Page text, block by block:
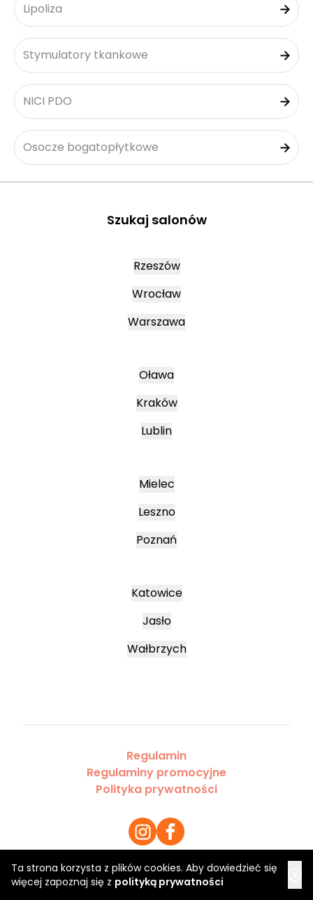
Ta strona korzysta z plików cookies. Aby dowiedzieć się
więcej zapoznaj się z polityką prywatności
Lipoliza
Stymulatory tkankowe
NICI PDO
Osocze bogatopłytkowe
Szukaj salonów
Rzeszów
Wrocław
Warszawa
Oława
Kraków
Lublin
Mielec
Leszno
Poznań
Katowice
Jasło
Wałbrzych
Regulamin
Regulaminy promocyjne
Polityka prywatności
Copyright 2026 Saloner Sp. z o.o.